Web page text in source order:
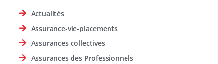
Actualités
Assurance-vie-placements
Assurances collectives
Assurances des Professionnels